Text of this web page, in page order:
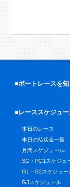
■ボートレースを
■レーススケジュ
本日のレース
本日の払戻金一覧
月間スケジュール
SG・PG1スケジュ
G1・G2スケジュー
G3スケジュール